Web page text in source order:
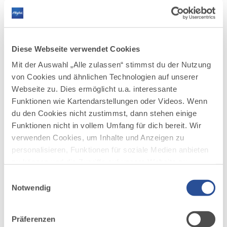
Diese Webseite verwendet Cookies
Mit der Auswahl „Alle zulassen“ stimmst du der Nutzung
von Cookies und ähnlichen Technologien auf unserer
Webseite zu. Dies ermöglicht u.a. interessante
Funktionen wie Kartendarstellungen oder Videos. Wenn
du den Cookies nicht zustimmst, dann stehen einige
Funktionen nicht in vollem Umfang für dich bereit. Wir
verwenden Cookies, um Inhalte und Anzeigen zu
personalisieren, Funktionen für soziale Medien anbieten
deiner Verwendung unserer Website an unsere Partner
möglicherweise mit weiteren Daten zusammen, die du
Notwendig
Präferenzen
DAZU PASSEND
Ähnliche
Veranstaltungen